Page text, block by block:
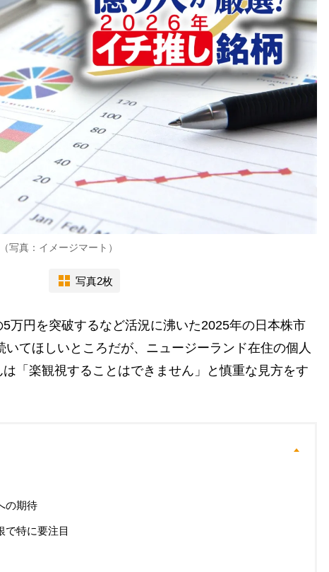
写真：イメージマート）
写真2枚
万円を突破するなど活況に沸いた2025年の日本株市
てほしいところだが、ニュージーランド在住の個人
「楽観視することはできません」と慎重な見方をす
の期待
で特に要注目